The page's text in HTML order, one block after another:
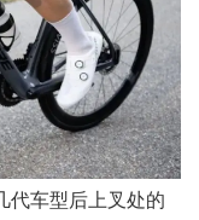
代车型后上叉处的